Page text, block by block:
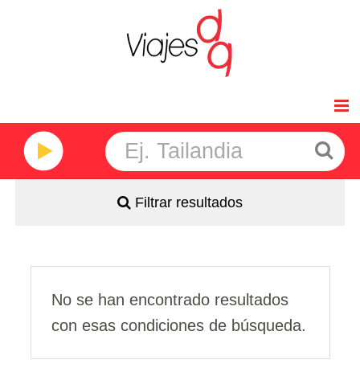
Inicio
Viajes de Novios
Oceanía
Filtrar resultados
No se han encontrado resultados
con esas condiciones de búsqueda.